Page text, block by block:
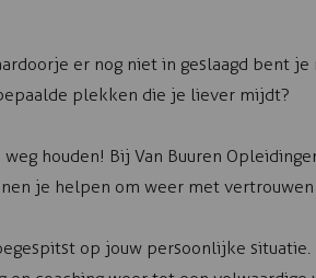
er nog niet in geslaagd bent
plekken die je liever mijdt?
houden! Bij Van Buuren
je helpen om weer met
op jouw persoonlijke